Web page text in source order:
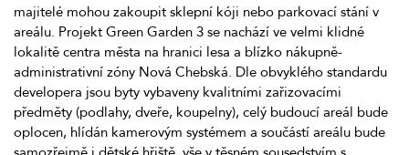
majitelé mohou zakoupit sklepní kóji nebo parkovací stání v
areálu. Projekt Green Garden 3 se nachází ve velmi klidné
lokalitě centra města na hranici lesa a blízko nákupně-
administrativní zóny Nová Chebská. Dle obvyklého standardu
developera jsou byty vybaveny kvalitními zařizovacími
předměty (podlahy, dveře, koupelny), celý budoucí areál bude
oplocen, hlídán kamerovým systémem a součástí areálu bude